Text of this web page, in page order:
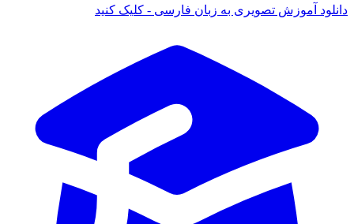
آموزش تصویری به زبان فارسی - کلیک کنید